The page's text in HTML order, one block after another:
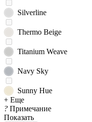
Silverline
Thermo Beige
Titanium Weave
Navy Sky
Sunny Hue
+ Еще
? Примечание
Показать